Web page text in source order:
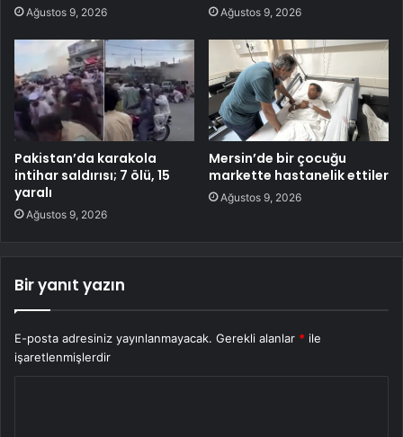
Ağustos 9, 2026 Ağustos 9, 2026
Pakistan’da karakola
intihar saldırısı; 7 ölü, 15
yaralı
Ağustos 9, 2026
Mersin’de bir çocuğu
markette hastanelik ettiler
Ağustos 9, 2026
Bir yanıt yazın
E-posta adresiniz yayınlanmayacak. Gerekli alanlar * ile
işaretlenmişlerdir